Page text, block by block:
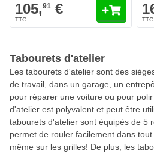
105,91 €
Tabourets d'atelier
Les tabourets d'atelier sont des
de travail, dans un garage, un
pour réparer une voiture ou pour
d'atelier est polyvalent et peut être
tabourets d'atelier sont équipés de 5
permet de rouler facilement dans tout
même sur les grilles! De plus, les